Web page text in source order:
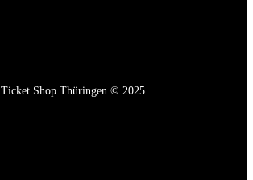
Ticket Shop Thüringen © 2025